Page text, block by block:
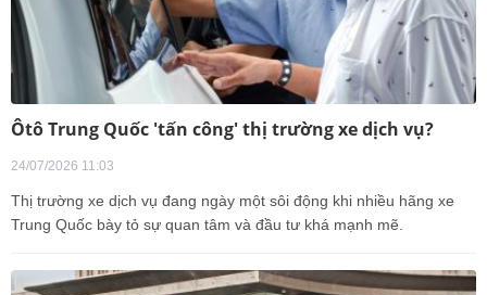
Ôtô Trung Quốc 'tấn công' thị trường xe dịch vụ?
24/07/2026 11:03
Thị trường xe dịch vụ đang ngày một sôi động khi nhiều hãng xe
Trung Quốc bày tỏ sự quan tâm và đầu tư khá mạnh mẽ.